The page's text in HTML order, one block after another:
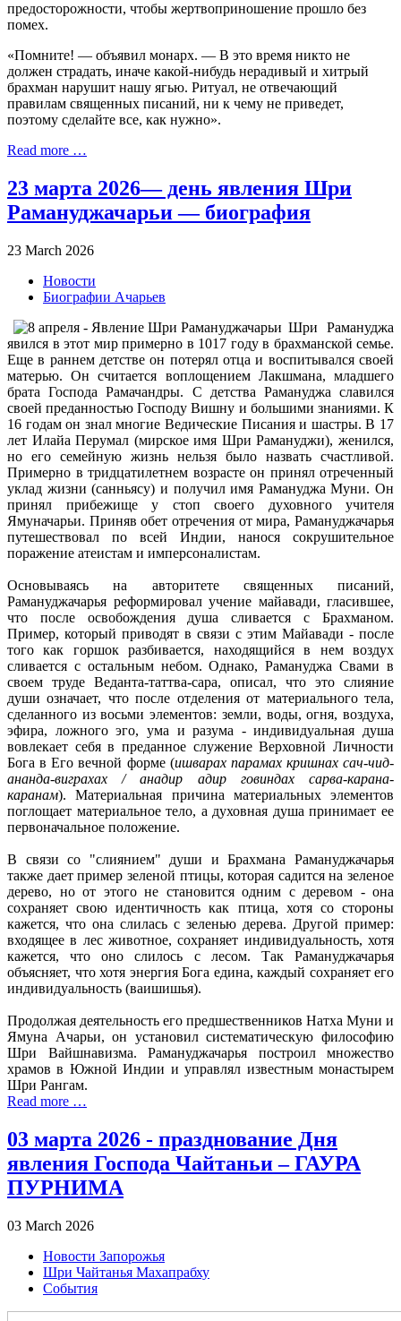
предосторожности, чтобы жертвоприношение прошло без
помех.
«Помните! — объявил монарх. — В это время никто не
должен страдать, иначе какой-нибудь нерадивый и хитрый
брахман нарушит нашу ягью. Ритуал, не отвечающий
правилам священных писаний, ни к чему не приведет,
поэтому сделайте все, как нужно».
Read more …
23 марта 2026— день явления Шри
Рамануджачарьи — биография
23 March 2026
Новости
Биографии Ачарьев
Шри Рамануджа
явился в этот мир примерно в 1017 году в брахманской семье.
Еще в раннем детстве он потерял отца и воспитывался своей
матерью. Он считается воплощением Лакшмана, младшего
брата Господа Рамачандры. С детства Рамануджа славился
своей преданностью Господу Вишну и большими знаниями. К
16 годам он знал многие Ведические Писания и шастры. В 17
лет Илайа Перумал (мирское имя Шри Рамануджи), женился,
но его семейную жизнь нельзя было назвать счастливой.
Примерно в тридцатилетнем возрасте он принял отреченный
уклад жизни (санньясу) и получил имя Рамануджа Муни. Он
принял прибежище у стоп своего духовного учителя
Ямуначарьи. Приняв обет отречения от мира, Рамануджачарья
путешествовал по всей Индии, нанося сокрушительное
поражение атеистам и имперсоналистам.
Основываясь на авторитете священных писаний,
Рамануджачарья реформировал учение майавади, гласившее,
что после освобождения душа сливается с Брахманом.
Пример, который приводят в связи с этим Майавади - после
того как горшок разбивается, находящийся в нем воздух
сливается с остальным небом. Однако, Рамануджа Свами в
своем труде Веданта-таттва-сара, описал, что это слияние
души означает, что после отделения от материального тела,
сделанного из восьми элементов: земли, воды, огня, воздуха,
эфира, ложного эго, ума и разума - индивидуальная душа
вовлекает себя в преданное служение Верховной Личности
Бога в Его вечной форме (ишварах парамах кришнах сач-чид-
ананда-виграхах / анадир адир говиндах сарва-карана-
каранам). Материальная причина материальных элементов
поглощает материальное тело, а духовная душа принимает ее
первоначальное положение.
В связи со "слиянием" души и Брахмана Рамануджачарья
также дает пример зеленой птицы, которая садится на зеленое
дерево, но от этого не становится одним с деревом - она
сохраняет свою идентичность как птица, хотя со стороны
кажется, что она слилась с зеленью дерева. Другой пример:
входящее в лес животное, сохраняет индивидуальность, хотя
кажется, что оно слилось с лесом. Так Рамануджачарья
объясняет, что хотя энергия Бога едина, каждый сохраняет его
индивидуальность (ваишишья).
Продолжая деятельность его предшественников Натха Муни и
Ямуна Ачарьи, он установил систематическую философию
Шри Вайшнавизма. Рамануджачарья построил множество
храмов в Южной Индии и управлял известным монастырем
Шри Рангам.
Read more …
03 марта 2026 - празднование Дня
явления Господа Чайтаньи – ГАУРА
ПУРНИМА
03 March 2026
Новости Запорожья
Шри Чайтанья Махапрабху
События